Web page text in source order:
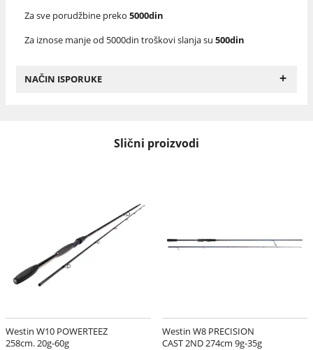
Za sve porudžbine preko 5000din
Za iznose manje od 5000din troškovi slanja su 500din
NAČIN ISPORUKE +
Slični proizvodi
Westin W10 POWERTEEZ
258cm. 20g-60g
Westin W8 PRECISION
CAST 2ND 274cm 9g-35g